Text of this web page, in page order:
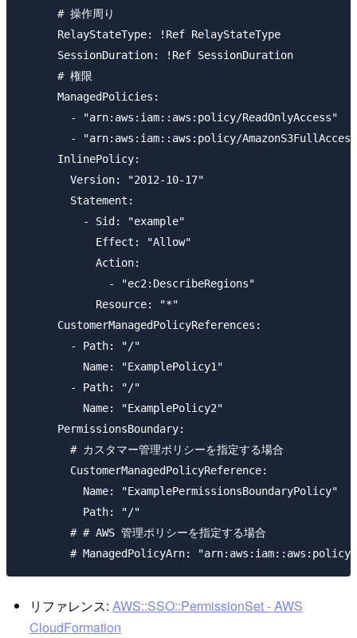
      # 操作周り
      RelayStateType: !Ref RelayStateType
      SessionDuration: !Ref SessionDuration
      # 権限
      ManagedPolicies:
        - "arn:aws:iam::aws:policy/ReadOnlyAccess"
- "arn:aws:iam::aws:policy/
      InlinePolicy:
        Version: "2012-10-17"
        Statement:
          - Sid: "example"
            Effect: "Allow"
            Action:
              - "ec2:DescribeRegions"
            Resource: "*"
      CustomerManagedPolicyReferences:
        - Path: "/"
          Name: "ExamplePolicy1"
        - Path: "/"
          Name: "ExamplePolicy2"
      PermissionsBoundary:
        # カスタマー管理ポリシーを指定する場合
        CustomerManagedPolicyReference:
          Name: "ExamplePermissionsBoundaryPolicy"
          Path: "/"
        # # AWS 管理ポリシーを指定する場合
リファレンス: AWS::SSO::PermissionSet - AWS
CloudFormation